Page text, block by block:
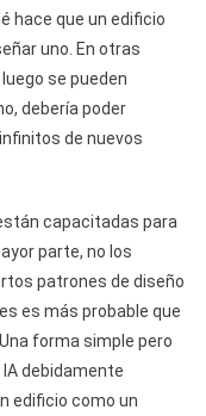
hace que un edificio
uno. En otras
se pueden
debería poder
de nuevos
capacitadas para
parte, no los
patrones de diseño
es más probable que
forma simple pero
debidamente
edificio como un